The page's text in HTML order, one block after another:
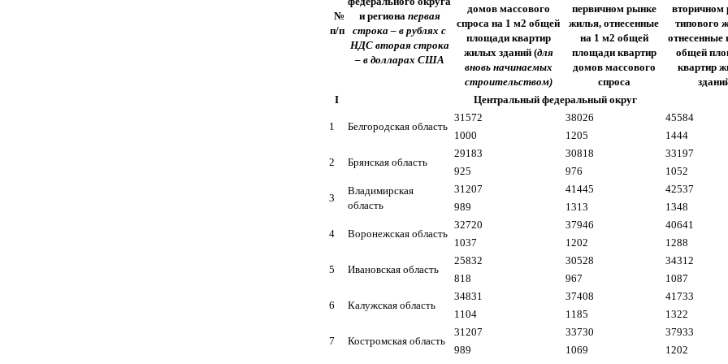
№
п/п
и региона первая
строка– в рублях с
НДС вторая строка
– в долларах США
домов массового
спроса на 1 м2 общей
площади квартир
жилых зданий (для
вновь начинаемых
строительством)
первичном рынке
жилья, отнесенные
на 1 м2 общей
площади квартир
домов массового
спроса
вторичном
типового
отнесенные
общей
квартир
I
Центральный федеральный округ
1 Белгородская область
31572 38026
45584
1000
1205 1444
2 Брянская область
29183 30818
33197
925
976 1052
3
Владимирская
область
31207 41445
42537
989
1313 1348
4 Воронежская область
32720 37946
40641
1037
1202 1288
5 Ивановская область
25832 30528
34312
818
967 1087
6 Калужская область
34831 37408
41733
1104
1185 1322
7 Костромская область
31207 33730
37933
989
1069
1202